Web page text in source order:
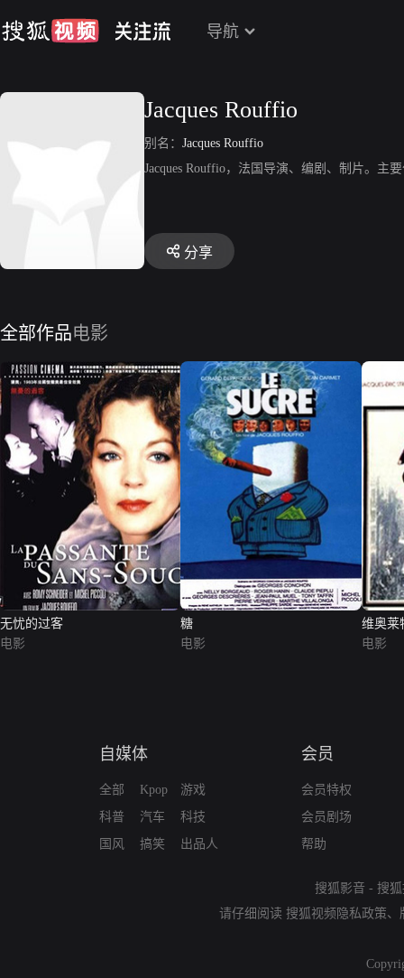
导航
Jacques Rouffio
别名： Jacques Rouffio
Jacques Rouffio，法国导演、编剧、制片。主
分享
全部作品电影
无忧的过客
电影
糖
电影
维奥莱
电影
自媒体
全部
科普
国风
Kpop
汽车
搞笑
游戏
科技
出品人
会员
会员特权
会员剧场
帮助
搜狐影音 - 搜
请仔细阅读 搜狐视频隐私政策、